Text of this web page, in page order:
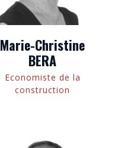
Marie-Christine
BERA
Economiste de la
construction